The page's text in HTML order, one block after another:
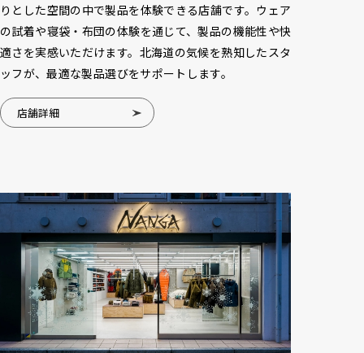
りとした空間の中で製品を体験できる店舗です。ウェア
の試着や寝袋・布団の体験を通じて、製品の機能性や快
適さを実感いただけます。北海道の気候を熟知したスタ
ッフが、最適な製品選びをサポートします。
店舗詳細